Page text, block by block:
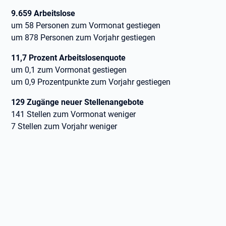
9.659 Arbeitslose
um 58 Personen zum Vormonat gestiegen
um 878 Personen zum Vorjahr gestiegen
11,7 Prozent Arbeitslosenquote
um 0,1 zum Vormonat gestiegen
um 0,9 Prozentpunkte zum Vorjahr gestiegen
129 Zugänge neuer Stellenangebote
141 Stellen zum Vormonat weniger
7 Stellen zum Vorjahr weniger